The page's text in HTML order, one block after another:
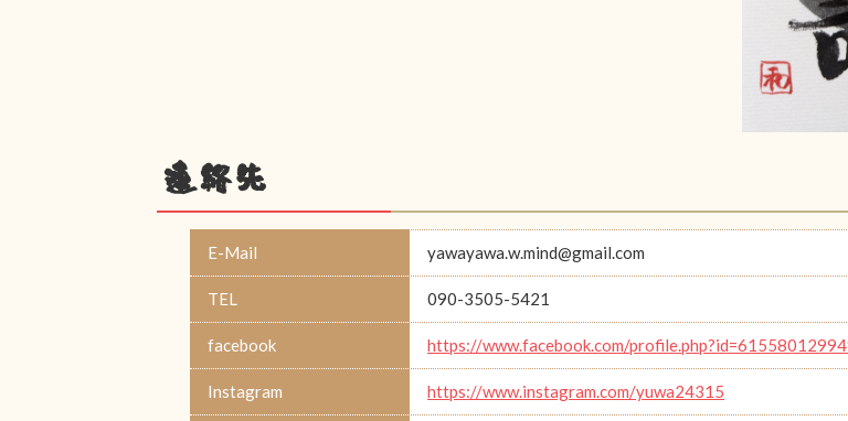
連絡先
E-Mail yawayawa.w.mind@gmail.com
TEL 090-3505-5421
facebook https://www.facebook.com/
Instagram https://www.instagram.com/yuwa24315